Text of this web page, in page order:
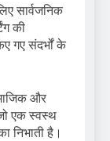
सार्वजनिक
की
गए संदर्भों के
और
एक स्वस्थ
निभाती है।